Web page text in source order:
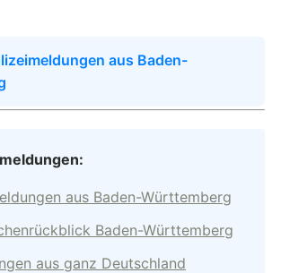
aus Baden-
aus Baden-Württemberg
Baden-Württemberg
aus ganz Deutschland